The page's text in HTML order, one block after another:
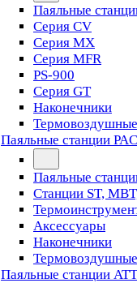
Паяльные
Серия CV
Серия MX
Серия MFR
PS-900
Серия GT
Наконечники
Паяльные станции
Паяльные
Станции ST,
Аксессуары
Наконечники
Паяльные станции